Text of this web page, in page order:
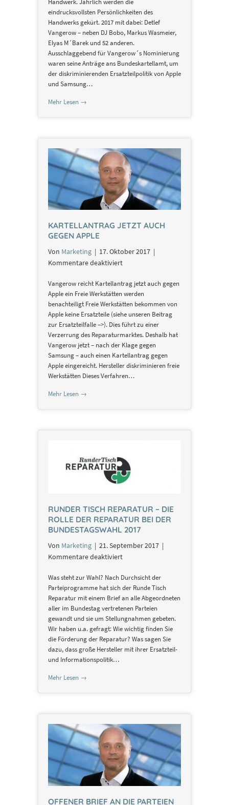
zu
den
innovativsten
Köpfen
des
Handwerks
Handwerk. Jährlich werden die
eindrucksvollsten Persönlichkeiten des
Handwerks gekürt. 2017 mit dabei: Detlef
Vangerow – neben DJ Bobo, Markus Wasmeier,
Elyas M´Barek und 52 anderen.
Ausschlaggebend für Vangerow´s Nominierung
waren seine Anträge ans Bundeskartellamt, um
der diskriminierenden Ersatzteilpolitik von Apple
und Samsung…
Mehr Lesen →
KARTELLANTRAG JETZT AUCH
GEGEN APPLE
Von Marketing | 17. Oktober 2017 |
Kommentare deaktiviertfür
jetzt
auch
gegen
Apple
Vangerow reicht Kartellantrag jetzt auch gegen
Apple ein Freie Werkstätten werden
benachteiligt Freie Werkstätten bekommen von
Apple keine Ersatzteile (siehe unseren Beitrag
zur Ersatzteilfalle –>). Dies führt zu einer
Verzerrung des Reparaturmarktes. Deshalb hat
Vangerow jetzt – nach der Klage gegen
Samsung – auch einen Kartellantrag gegen
Apple eingereicht. Hersteller diskriminieren freie
Werkstätten Dieses Verfahren…
Mehr Lesen →
RUNDER TISCH REPARATUR – DIE
ROLLE DER REPARATUR BEI DER
BUNDESTAGSWAHL 2017
Von Marketing | 21. September 2017 |
Kommentare deaktiviertfür
Tisch
Reparatur
–
Die
Rolle
der
Reparatur
Was steht zur Wahl? Nach Durchsicht der
Parteiprogramme hat sich der Runde Tisch
Reparatur mit einem Brief an alle Abgeordneten
aller im Bundestag vertretenen Parteien
gewandt und sie um Stellungnahmen gebeten.
Wir haben u.a. gefragt: Wie wichtig finden Sie
die Förderung der Reparatur? Was sagen Sie
dazu, dass große Hersteller mit ihrer Ersatzteil-
und Informationspolitik…
Mehr Lesen →
OFFENER BRIEF AN DIE PARTEIEN